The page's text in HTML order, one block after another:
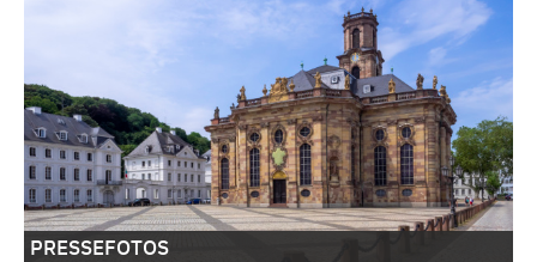
PRESSEFOTOS